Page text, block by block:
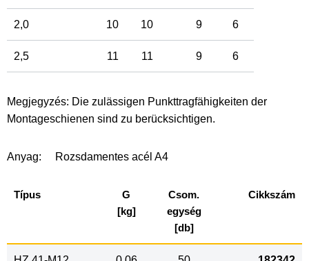
2,0 10 10 9 6
2,5 11 11 9 6
Megjegyzés: Die zulässigen Punkttragfähigkeiten der
Montageschienen sind zu berücksichtigen.
Anyag: Rozsdamentes acél A4
Típus
G
[kg]
Csom.
egység
[db]
Cikkszám